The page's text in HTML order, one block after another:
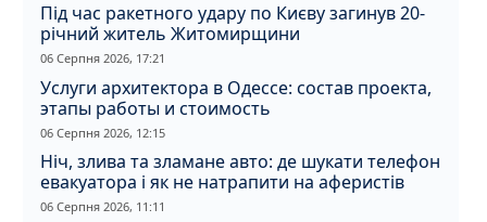
Під час ракетного удару по Києву загинув 20-
річний житель Житомирщини
06 Серпня 2026, 17:21
Услуги архитектора в Одессе: состав проекта,
этапы работы и стоимость
06 Серпня 2026, 12:15
Ніч, злива та зламане авто: де шукати телефон
евакуатора і як не натрапити на аферистів
06 Серпня 2026, 11:11